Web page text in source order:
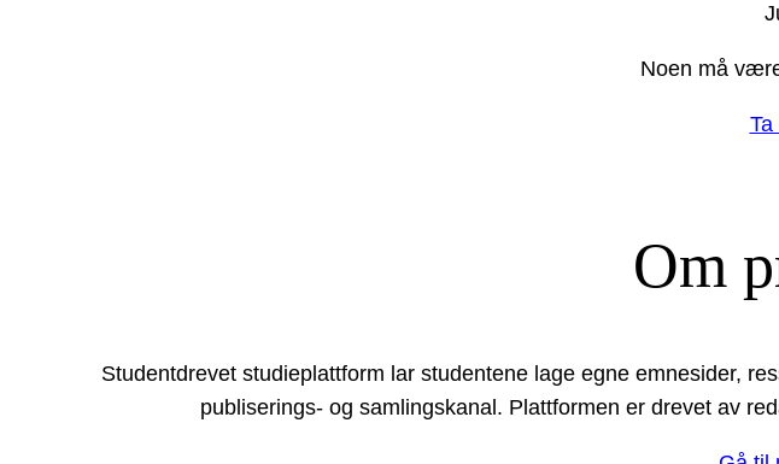
Noen må
Ta
Om
Studentdrevet studieplattform lar studentene lage egne emnesider,
publiserings- og samlingskanal. Plattformen er drevet av